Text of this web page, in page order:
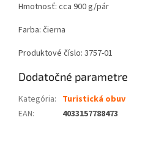
Hmotnosť: cca 900 g/pár
Farba: čierna
Produktové číslo: 3757-01
Dodatočné parametre
Kategória: Turistická obuv
EAN: 4033157788473